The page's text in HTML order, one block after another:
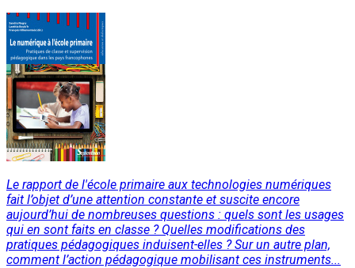
Le rapport de l'école primaire aux technologies numériques
fait l’objet d’une attention constante et suscite encore
aujourd’hui de nombreuses questions : quels sont les usages
qui en sont faits en classe ? Quelles modifications des
pratiques pédagogiques induisent-elles ? Sur un autre plan,
comment l’action pédagogique mobilisant ces instruments...